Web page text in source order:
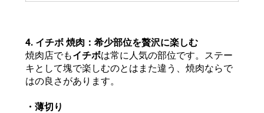
4. イチボ 焼肉：希少部位を贅沢に楽しむ
焼肉店でもイチボは常に人気の部位です。ステー
キとして塊で楽しむのとはまた違う、焼肉ならで
はの良さがあります。
・薄切り